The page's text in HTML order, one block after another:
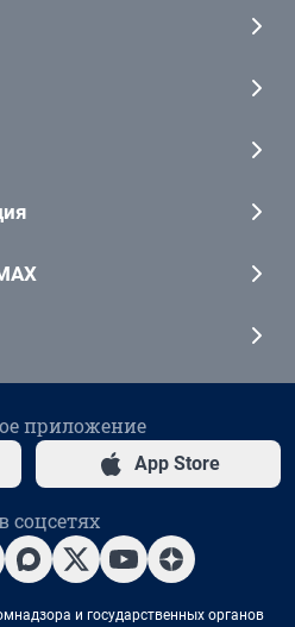
приложение
App Store
соцсетях
и государственных органов